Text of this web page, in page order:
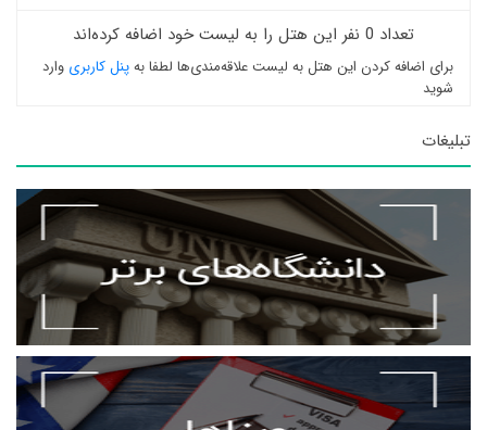
تعداد 0 نفر این هتل را به لیست خود اضافه کرده‌اند
برای اضافه کردن این هتل به لیست علاقه‌مندی‌ها لطفا بهپنل کاربری وارد
شوید
تبلیغات